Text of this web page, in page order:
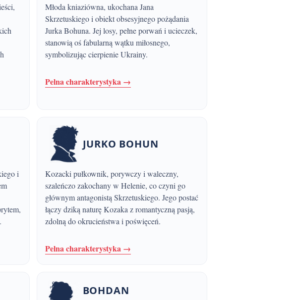
Młoda kniaziówna, ukochana Jana
Skrzetuskiego i obiekt obsesyjnego pożądania
Jurka Bohuna. Jej losy, pełne porwań i ucieczek,
stanowią oś fabularną wątku miłosnego,
symbolizując cierpienie Ukrainy.
Pelna charakterystyka →
JURKO BOHUN
Kozacki pułkownik, porywczy i waleczny,
szaleńczo zakochany w Helenie, co czyni go
głównym antagonistą Skrzetuskiego. Jego postać
łączy dziką naturę Kozaka z romantyczną pasją,
zdolną do okrucieństwa i poświęceń.
Pelna charakterystyka →
BOHDAN